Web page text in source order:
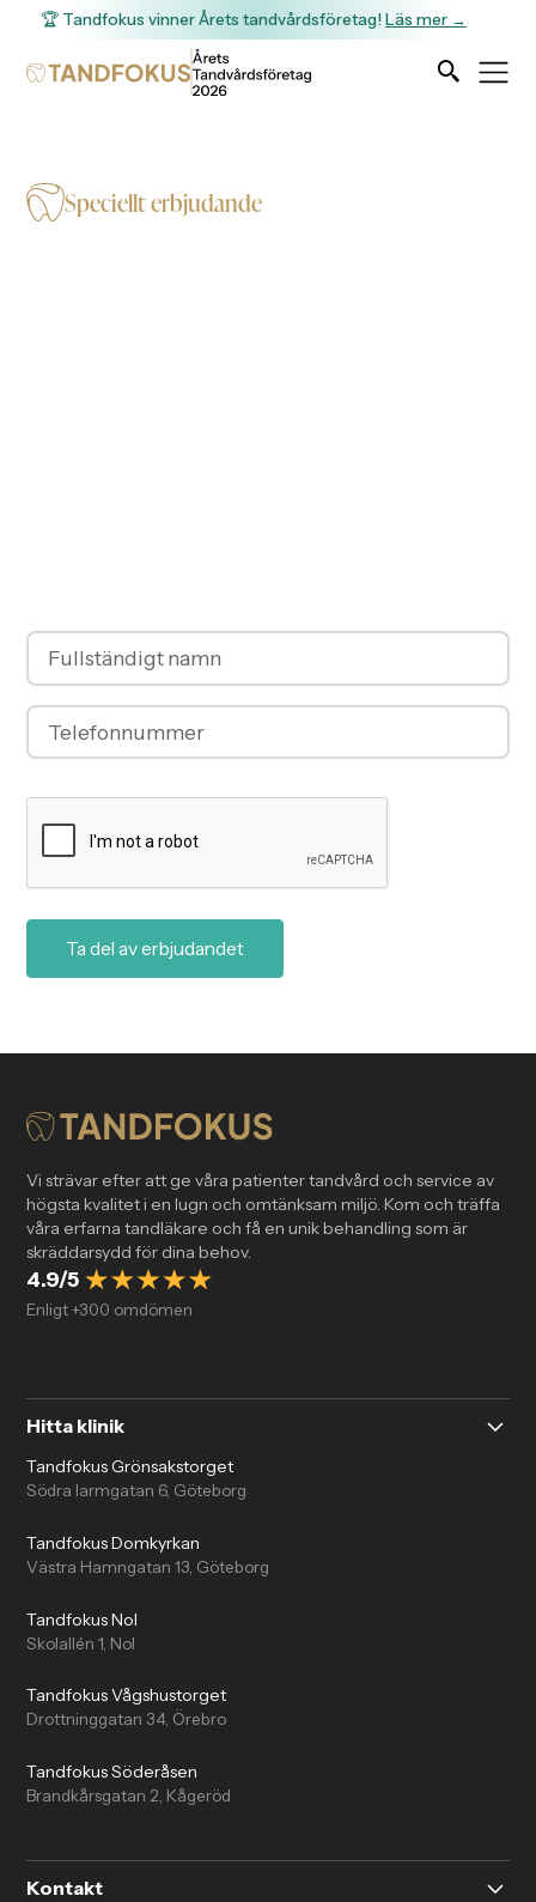
🏆 Tandfokus vinner Årets tandvårdsföretag!Läs mer →
Speciellt erbjudande
Vi strävar efter att ge våra patienter tandvård och service av
högsta kvalitet i en lugn och omtänksam miljö. Kom och träffa
våra erfarna tandläkare och få en unik behandling som är
skräddarsydd för dina behov.
4.9/5
Enligt +300 omdömen
Hitta klinik
Tandfokus Grönsakstorget
Södra larmgatan 6, Göteborg
Tandfokus Domkyrkan
Västra Hamngatan 13, Göteborg
Tandfokus Nol
Skolallén 1, Nol
Tandfokus Vågshustorget
Drottninggatan 34, Örebro
Tandfokus Söderåsen
Brandkårsgatan 2, Kågeröd
Kontakt